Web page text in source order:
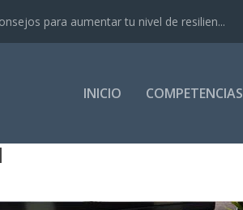
para aumentar tu nivel de resilien...
INICIO COMPETENCIAS